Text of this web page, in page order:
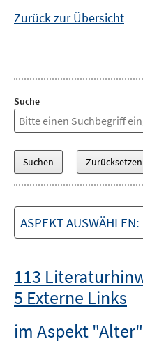
Zurück zur Übersicht
Suche
ASPEKT AUSWÄHLEN:
113
5 Externe Links
im Aspekt "Alter"